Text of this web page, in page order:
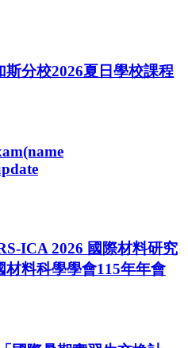
斯分校2026夏日學校課程
ICA 2026 國際材料研究
料科學學會115年年會